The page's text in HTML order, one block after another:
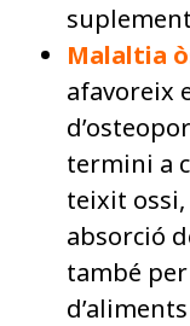
Malaltia
afavoreix
termini a
teixit ossi,
absorció
també